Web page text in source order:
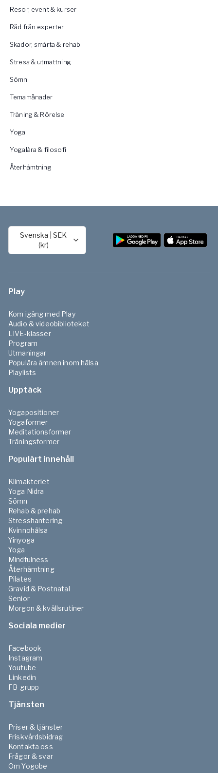
Resor, event & kurser
Råd från experter
Skador, smärta & rehab
Stress & utmattning
Sömn
Temamånader
Träning & Rörelse
Yoga
Yogalära & filosofi
Återhämtning
Svenska |SEK
(kr)
Play
Kom igång med Play
Audio & videobiblioteket
LIVE-klasser
Program
Utmaningar
Populära ämnen inom hälsa
Playlists
Upptäck
Yogapositioner
Yogaformer
Meditationsformer
Träningsformer
Populärt innehåll
Klimakteriet
Yoga Nidra
Sömn
Rehab & prehab
Stresshantering
Kvinnohälsa
Yinyoga
Yoga
Mindfulness
Återhämtning
Pilates
Gravid & Postnatal
Senior
Morgon & kvällsrutiner
Sociala medier
Facebook
Instagram
Youtube
Linkedin
FB-grupp
Tjänsten
Priser & tjänster
Friskvårdsbidrag
Kontakta oss
Frågor & svar
Om Yogobe